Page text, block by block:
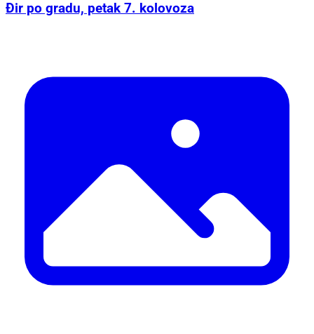
Đir po gradu, petak 7. kolovoza